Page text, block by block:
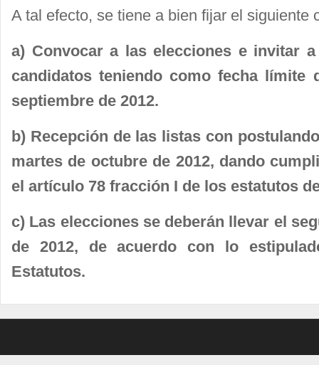
A tal efecto, se tiene a bien fijar el siguiente
a) Convocar a las elecciones e invitar
candidatos teniendo como fecha límite
septiembre de 2012.
b) Recepción de las listas con
martes de octubre de 2012, dando
el artículo 78 fracción I de los estatutos
c) Las elecciones se deberán llevar el
de 2012, de acuerdo con lo
Estatutos.